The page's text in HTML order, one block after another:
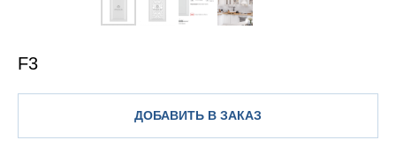
F3
ДОБАВИТЬ В ЗАКАЗ